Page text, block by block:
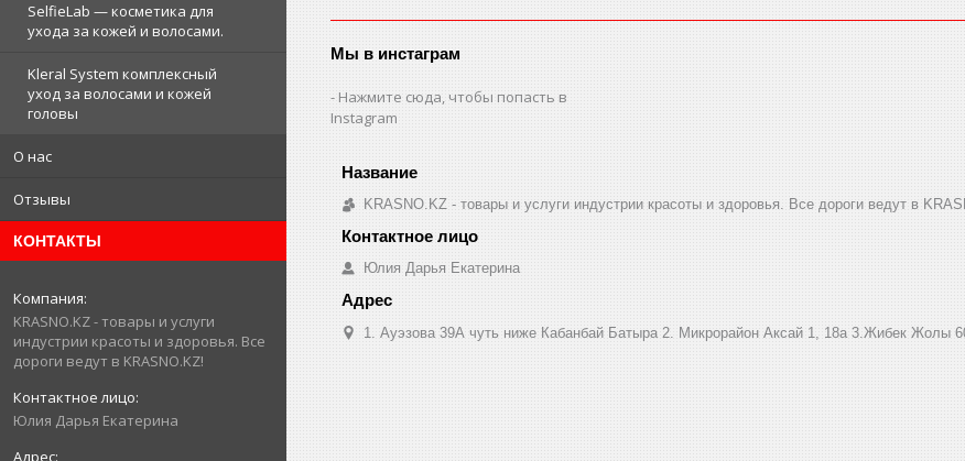
SelfieLab — косметика для
ухода за кожей и волосами.
Kleral System комплексный
уход за волосами и кожей
головы
О нас
Отзывы
КОНТАКТЫ
KRASNO.KZ - товары и услуги
индустрии красоты и здоровья. Все
дороги ведут в KRASNO.KZ!
Юлия Дарья Екатерина
Мы в инстаграм
Нажмите сюда, чтобы попасть в
Instagram
KRASNO.KZ - товары и услуги индустрии красоты и здоровья. Все дороги ведут в
Юлия Дарья Екатерина
1. Ауэзова 39А чуть ниже Кабанбай Батыра ㅤㅤㅤㅤㅤㅤㅤㅤㅤㅤㅤㅤㅤㅤ2. ​Микрорайон Аксай 1, 18а 3.Жибек